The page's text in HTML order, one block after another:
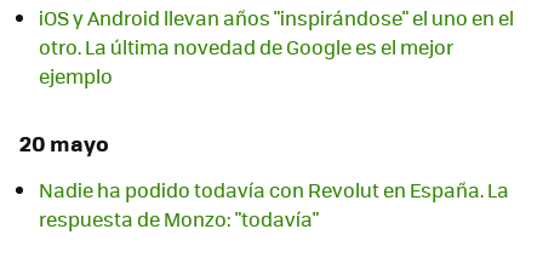
iOS y Android llevan años "inspirándose" el uno en el
otro. La última novedad de Google es el mejor
ejemplo
20 mayo
Nadie ha podido todavía con Revolut en España. La
respuesta de Monzo: "todavía"